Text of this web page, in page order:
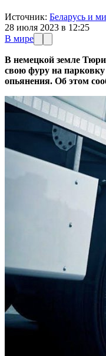
Источник: Беларусь и
28 июля 2023 в 12:25
В мире
В немецкой земле
свою фуру на парковку
опьянения. Об этом